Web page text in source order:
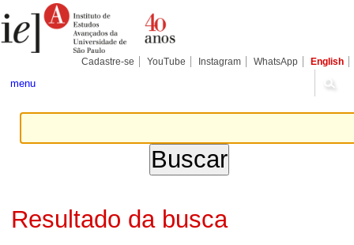
para
conteúdo.
Pessoais
Cadastre-se YouTube Instagram WhatsApp English
menu
Resultado da busca